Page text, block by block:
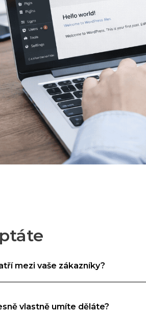
mezi vaše zákazníky?
vlastně umíte děláte?